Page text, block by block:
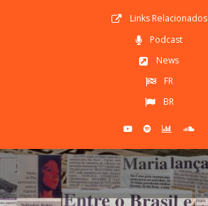
Links Relacionados
Podcast
News
FR
BR